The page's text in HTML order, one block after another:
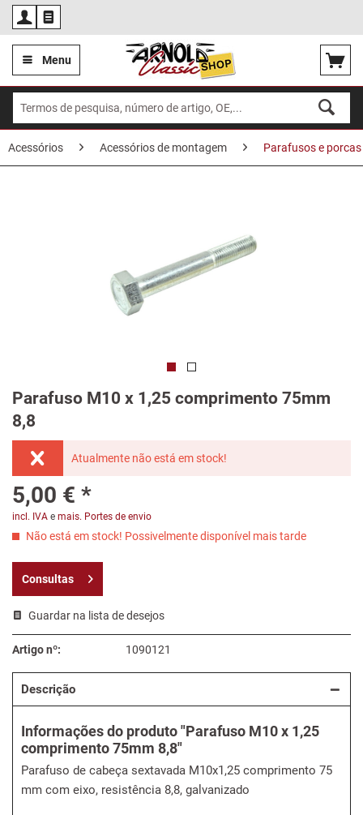
Menu
Acessórios Acessórios de montagem Parafusos e porcas
Parafuso M10 x 1,25 comprimento 75mm
8,8
Atualmente não está em stock!
5,00 € *
incl. IVA e mais. Portes de envio
Não está em stock! Possivelmente disponível mais tarde
Consultas
Guardar na lista de desejos
Artigo nº: 1090121
Descrição
Informações do produto "Parafuso M10 x 1,25
comprimento 75mm 8,8"
Parafuso de cabeça sextavada M10x1,25 comprimento 75
mm com eixo, resistência 8,8, galvanizado